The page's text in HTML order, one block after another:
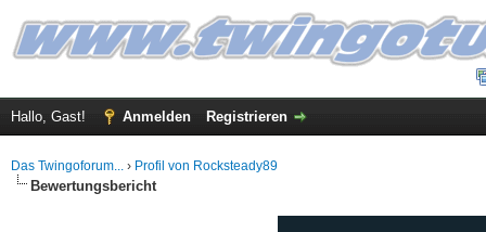
Hallo, Gast! Anmelden Registrieren
Das Twingoforum... › Profil von Rocksteady89
Bewertungsbericht